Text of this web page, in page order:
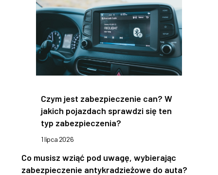
Czym jest zabezpieczenie can? W
jakich pojazdach sprawdzi się ten
typ zabezpieczenia?
1 lipca 2026
Co musisz wziąć pod uwagę, wybierając
zabezpieczenie antykradzieżowe do auta?